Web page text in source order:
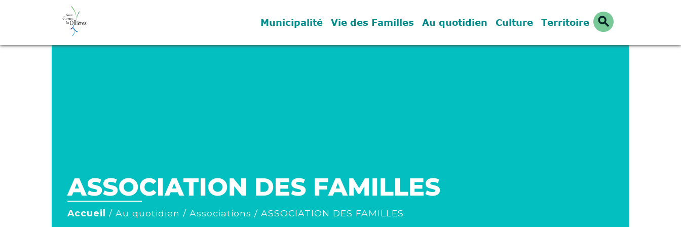
Municipalité Vie des Familles Au quotidien Culture Territoire search
ASSOCIATION DES FAMILLES
Accueil / Au quotidien / Associations / ASSOCIATION DES FAMILLES